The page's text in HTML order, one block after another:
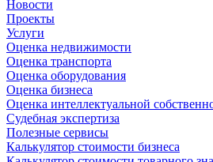
Новости
Проекты
Услуги
Оценка недвижимости
Оценка транспорта
Оценка оборудования
Оценка бизнеса
Оценка интеллектуальной
Судебная экспертиза
Полезные сервисы
Калькулятор стоимости бизнеса